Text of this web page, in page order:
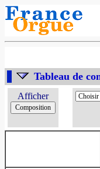
Tableau de
Afficher